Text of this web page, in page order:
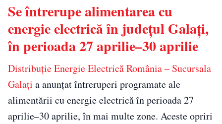
Se întrerupe alimentarea cu
energie electrică în județul Galați,
în perioada 27 aprilie–30 aprilie
Distribuție Energie Electrică România – Sucursala
Galați a anunțat întreruperi programate ale
alimentării cu energie electrică în perioada 27
aprilie–30 aprilie, în mai multe zone. Aceste opriri